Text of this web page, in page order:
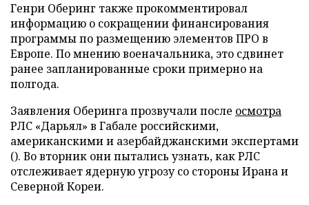
Генри Оберинг также прокомментировал
информацию о сокращении финансирования
программы по размещению элементов ПРО в
Европе. По мнению военачальника, это сдвинет
ранее запланированные сроки примерно на
полгода.
Заявления Оберинга прозвучали после осмотра
РЛС «Дарьял» в Габале российскими,
американскими и азербайджанскими экспертами
(). Во вторник они пытались узнать, как РЛС
отслеживает ядерную угрозу со стороны Ирана и
Северной Кореи.